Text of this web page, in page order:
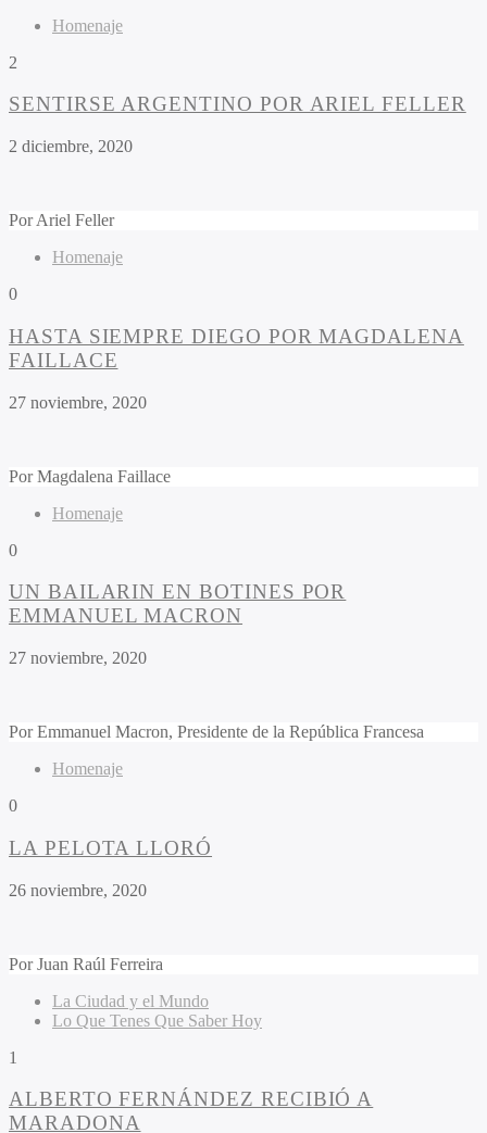
Homenaje
2
SENTIRSE ARGENTINO POR ARIEL FELLER
2 diciembre, 2020
PorAriel Feller
Homenaje
0
HASTA SIEMPRE DIEGO POR MAGDALENA
FAILLACE
27 noviembre, 2020
PorMagdalena Faillace
Homenaje
0
UN BAILARIN EN BOTINES POR
EMMANUEL MACRON
27 noviembre, 2020
PorEmmanuel Macron, Presidente de la República Francesa
Homenaje
0
LA PELOTA LLORÓ
26 noviembre, 2020
PorJuan Raúl Ferreira
La Ciudad y el Mundo
Lo Que Tenes Que Saber Hoy
1
ALBERTO FERNÁNDEZ RECIBIÓ A
MARADONA